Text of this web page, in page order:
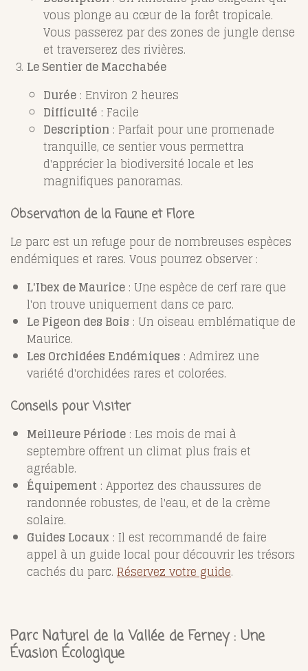
vous plonge au cœur de la forêt tropicale.
Vous passerez par des zones de jungle dense
et traverserez des rivières.
Le Sentier de Macchabée
Durée : Environ 2 heures
Difficulté : Facile
Description : Parfait pour une promenade
tranquille, ce sentier vous permettra
d'apprécier la biodiversité locale et les
magnifiques panoramas.
Observation de la Faune et Flore
Le parc est un refuge pour de nombreuses espèces
endémiques et rares. Vous pourrez observer :
L'Ibex de Maurice : Une espèce de cerf rare que
l'on trouve uniquement dans ce parc.
Le Pigeon des Bois : Un oiseau emblématique de
Maurice.
Les Orchidées Endémiques : Admirez une
variété d'orchidées rares et colorées.
Conseils pour Visiter
Meilleure Période : Les mois de mai à
septembre offrent un climat plus frais et
agréable.
Équipement : Apportez des chaussures de
randonnée robustes, de l'eau, et de la crème
solaire.
Guides Locaux : Il est recommandé de faire
appel à un guide local pour découvrir les trésors
cachés du parc. Réservez votre guide.
Parc Naturel de la Vallée de Ferney : Une
Évasion Écologique